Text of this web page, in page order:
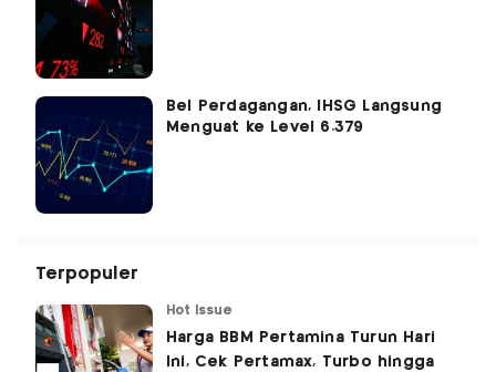
Bel Perdagangan, IHSG Langsung
Menguat ke Level 6.379
Terpopuler
Hot Issue
Harga BBM Pertamina Turun Hari
Ini, Cek Pertamax, Turbo hingga